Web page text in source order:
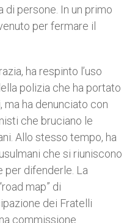
persone. In un primo
per fermare il
ha respinto l’uso
polizia che ha portato
ma ha denunciato con
che bruciano le
Allo stesso tempo, ha
che si riuniscono
per difenderle. La
map” di
dei Fratelli
commissione